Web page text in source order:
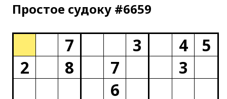
Простое cудоку #6659
7 3 4
5
2
8 7
3
6